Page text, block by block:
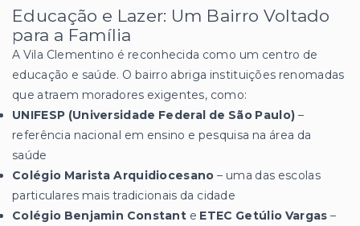
Educação e Lazer: Um Bairro Voltado
para a Família
A Vila Clementino é reconhecida como um centro de
educação e saúde. O bairro abriga instituições renomadas
que atraem moradores exigentes, como:
UNIFESP (Universidade Federal de São Paulo) –
referência nacional em ensino e pesquisa na área da
saúde
Colégio Marista Arquidiocesano – uma das escolas
particulares mais tradicionais da cidade
Colégio Benjamin Constant e ETEC Getúlio Vargas –